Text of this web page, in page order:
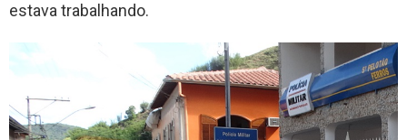
estava trabalhando.